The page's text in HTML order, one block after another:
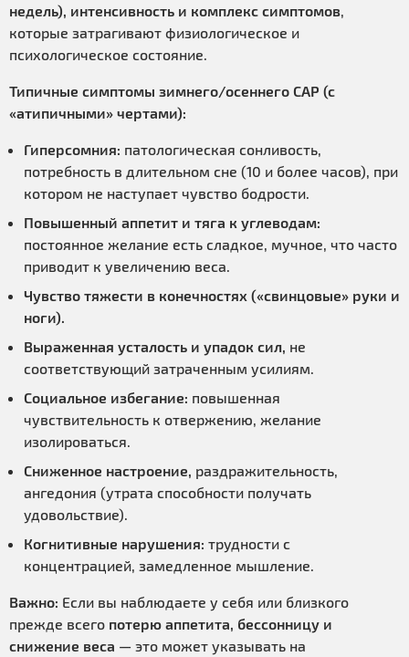
недель), интенсивность и комплекс симптомов
которые затрагивают физиологическое и
психологическое состояние.
Типичные симптомы зимнего/осеннего САР (с
«атипичными» чертами):
Гиперсомния: патологическая сонливость,
потребность в длительном сне (10 и более часов), при
котором не наступает чувство бодрости.
Повышенный аппетит и тяга к углеводам:
постоянное желание есть сладкое, мучное, что часто
приводит к увеличению веса.
Чувство тяжести в конечностях («свинцовые» руки и
ноги).
Выраженная усталость и упадок сил, не
соответствующий затраченным усилиям.
Социальное избегание: повышенная
чувствительность к отвержению, желание
изолироваться.
Сниженное настроение, раздражительность,
ангедония (утрата способности получать
удовольствие).
Когнитивные нарушения: трудности с
концентрацией, замедленное мышление.
Важно: Если вы наблюдаете у себя или близкого
прежде всего потерю аппетита, бессонницу и
снижение веса — это может указывать на